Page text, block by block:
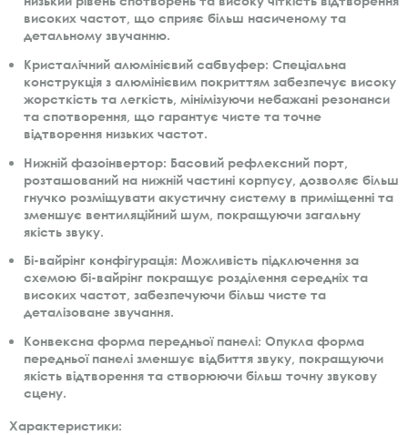
високих частот, що сприяє більш насиченому та
детальному звучанню.
Кристалічний алюмінієвий сабвуфер: Спеціальна
конструкція з алюмінієвим покриттям забезпечує високу
жорсткість та легкість, мінімізуючи небажані резонанси
та спотворення, що гарантує чисте та точне
відтворення низьких частот.
Нижній фазоінвертор: Басовий рефлексний порт,
розташований на нижній частині корпусу, дозволяє більш
гнучко розміщувати акустичну систему в приміщенні та
зменшує вентиляційний шум, покращуючи загальну
якість звуку.
Бі-вайрінг конфігурація: Можливість підключення за
схемою бі-вайрінг покращує розділення середніх та
високих частот, забезпечуючи більш чисте та
деталізоване звучання.
Конвексна форма передньої панелі: Опукла форма
передньої панелі зменшує відбиття звуку, покращуючи
якість відтворення та створюючи більш точну звукову
сцену.
Характеристики: